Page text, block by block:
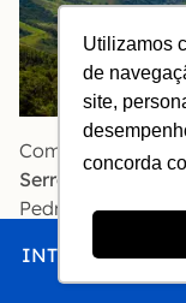
Utilizamos
de
site,
concorda
INTRO
Com um deck
Serrano
é
Pedra do Baú, a
Fica na estrada